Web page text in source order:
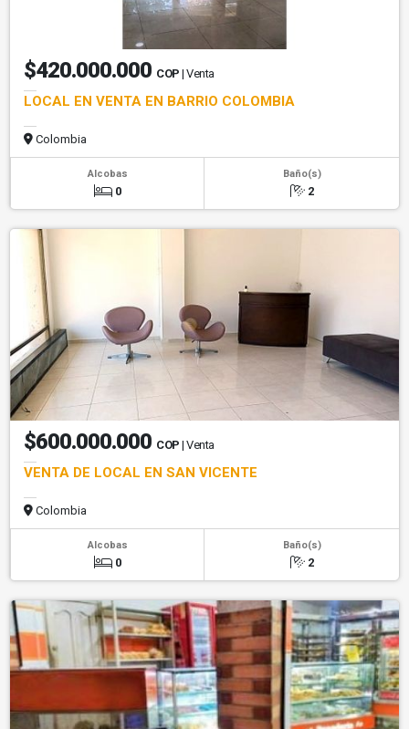
$420.000.000 COP | Venta
LOCAL EN VENTA EN BARRIO COLOMBIA
Colombia
Alcobas
0
Baño(s)
2
$600.000.000 COP | Venta
VENTA DE LOCAL EN SAN VICENTE
Colombia
Alcobas
0
Baño(s)
2